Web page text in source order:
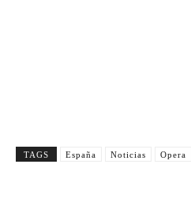
TAGS España Noticias Opera